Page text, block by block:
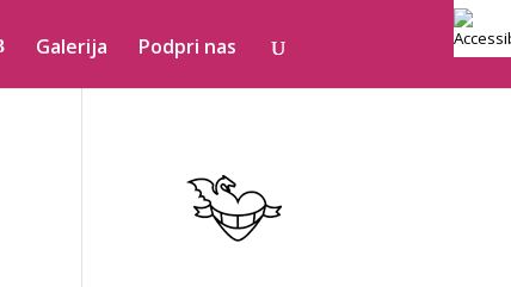
Galerija Podpri nas